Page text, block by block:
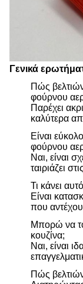
Γενικά
Πώς
φούρνου
Παρέχει
καλύτερα
Είναι
φούρνου
Ναι, είναι
ταιριάζει
Τι κάνει
Είναι
που
Μπορώ να
κουζίνα;
Ναι, είναι
Πώς